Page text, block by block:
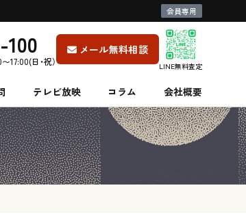
会員専用
100
17:00(日・祝）
メール無料相談
LINE無料査定
テレビ放映 コラム 会社概要